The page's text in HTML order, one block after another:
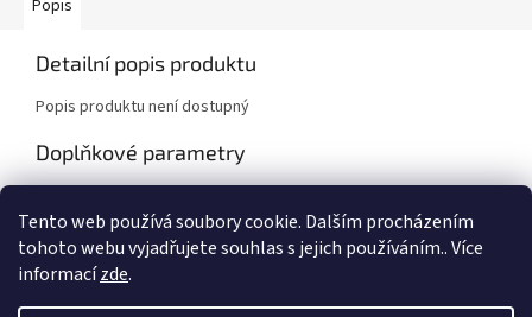
Tento web používá soubory cookie. Dalším procházením
tohoto webu vyjadřujete souhlas s jejich používáním.. Více
informacízde.
Popis
Detailní popis produktu
Popis produktu není dostupný
Doplňkové parametry
Záruka: 2 roky